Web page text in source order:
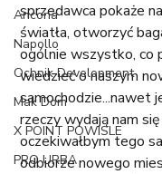
Ancona
Napollo
Ochnik Development
Mak Dom
X POINT POWISLE
PRO URBA
sprzedawca pokaże
światła, otworzyć
ogólnie wszystko, co
wiedzieć o naszym
samochodzie...nawet
rzeczy wydają nam
oczekiwałbym tego
odbiorze nowego